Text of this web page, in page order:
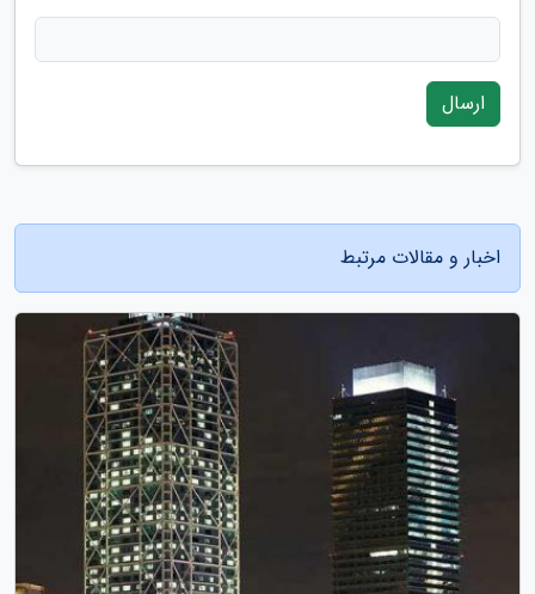
ارسال
اخبار و مقالات مرتبط